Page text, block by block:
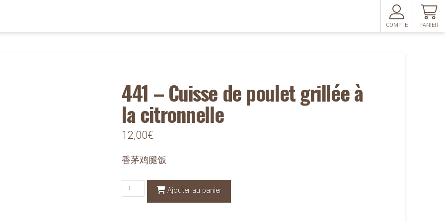
COMPTE PANIER
441 – Cuisse de poulet grillée à
la citronnelle
12,00€
香茅鸡腿饭
quantité
Ajouter au panier